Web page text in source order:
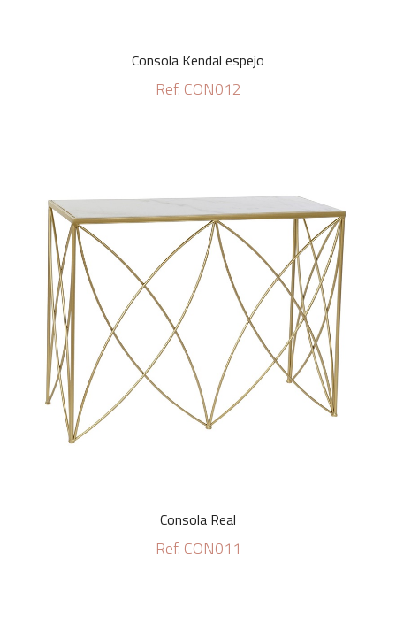
Consola Kendal espejo
Ref. CON012
Consola Real
Ref. CON011